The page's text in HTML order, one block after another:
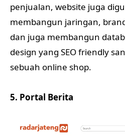
penjualan, website juga
membangun jaringan,
dan juga membangun
design yang SEO friendly
sebuah online shop.
5. Portal Berita